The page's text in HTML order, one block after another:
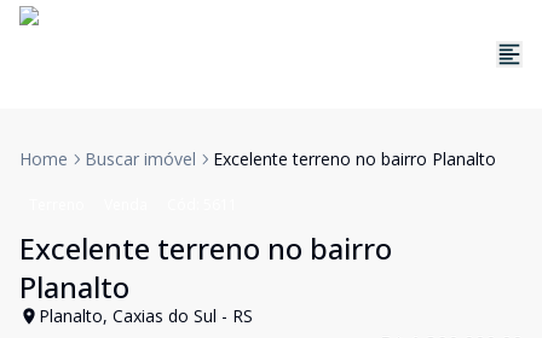
Home Buscar imóvel Excelente terreno no bairro Planalto
Excelente terreno no bairro
Planalto
Planalto, Caxias do Sul - RS